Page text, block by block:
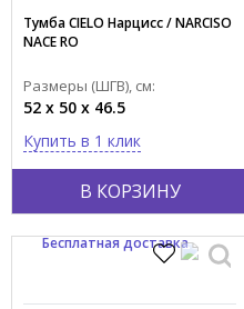
В КОРЗИНУ
Тумба CIELO Нарцисс / NARCISO
NACE RO
Размеры (ШГВ), см:
52 x 50 x 46.5
Купить в 1 клик
Бесплатная доставка